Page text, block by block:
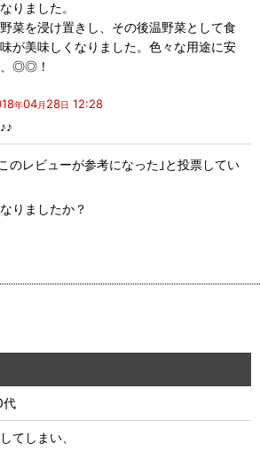
りました。
菜を浸け置きし、その後温野菜として食
が美味しくなりました。色々な用途に安
、◎◎！
年04月 28日 12:28
のレビューが参考になった｣と投票してい
りましたか？
代
てしまい、